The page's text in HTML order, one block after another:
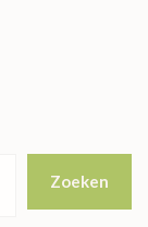
Zoeken